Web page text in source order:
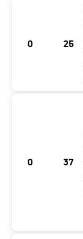
0 25
0 37